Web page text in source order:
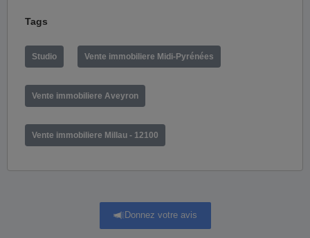
Tags
Studio Vente immobiliere Midi-Pyrénées
Vente immobiliere Aveyron
Vente immobiliere Millau - 12100
Donnez votre avis